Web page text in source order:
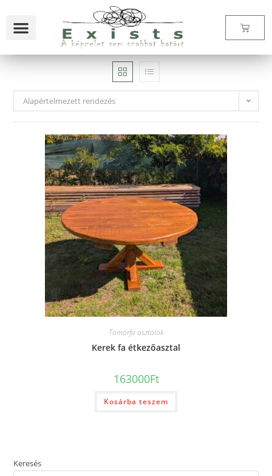
Alapértelmezett rendezés
Tömörfa asztalok
Kerek fa étkezőasztal
163000Ft
Kosárba teszem
Keresés